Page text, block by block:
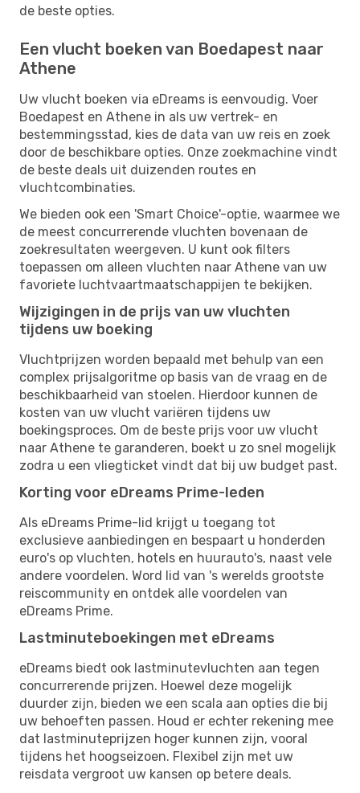
de beste opties.
Een vlucht boeken van Boedapest naar
Athene
Uw vlucht boeken via eDreams is eenvoudig. Voer
Boedapest en Athene in als uw vertrek- en
bestemmingsstad, kies de data van uw reis en zoek
door de beschikbare opties. Onze zoekmachine vindt
de beste deals uit duizenden routes en
vluchtcombinaties.
We bieden ook een 'Smart Choice'-optie, waarmee we
de meest concurrerende vluchten bovenaan de
zoekresultaten weergeven. U kunt ook filters
toepassen om alleen vluchten naar Athene van uw
favoriete luchtvaartmaatschappijen te bekijken.
Wijzigingen in de prijs van uw vluchten
tijdens uw boeking
Vluchtprijzen worden bepaald met behulp van een
complex prijsalgoritme op basis van de vraag en de
beschikbaarheid van stoelen. Hierdoor kunnen de
kosten van uw vlucht variëren tijdens uw
boekingsproces. Om de beste prijs voor uw vlucht
naar Athene te garanderen, boekt u zo snel mogelijk
zodra u een vliegticket vindt dat bij uw budget past.
Korting voor eDreams Prime-leden
Als eDreams Prime-lid krijgt u toegang tot
exclusieve aanbiedingen en bespaart u honderden
euro's op vluchten, hotels en huurauto's, naast vele
andere voordelen. Word lid van 's werelds grootste
reiscommunity en ontdek alle voordelen van
eDreams Prime.
Lastminuteboekingen met eDreams
eDreams biedt ook lastminutevluchten aan tegen
concurrerende prijzen. Hoewel deze mogelijk
duurder zijn, bieden we een scala aan opties die bij
uw behoeften passen. Houd er echter rekening mee
dat lastminuteprijzen hoger kunnen zijn, vooral
tijdens het hoogseizoen. Flexibel zijn met uw
reisdata vergroot uw kansen op betere deals.